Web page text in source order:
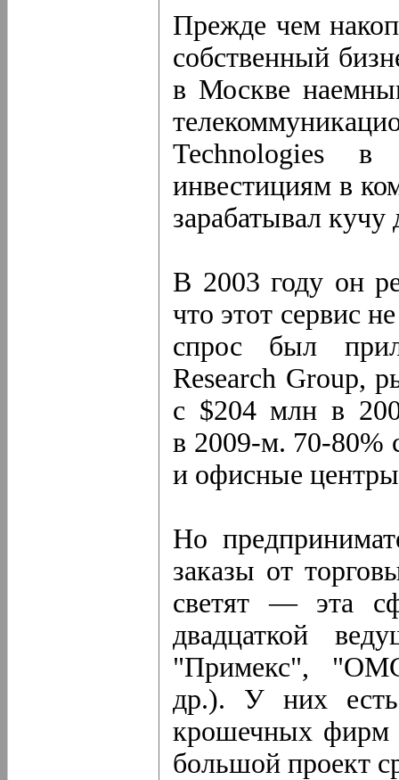
Прежде чем
собственный
в Москве
Technologies
инвестициям в
зарабатывал
В 2003 году он
что этот сервис
спрос был
Research Group,
с $204 млн в
в 2009-м. 70-80%
и офисные
Но
заказы от
светят — эта
двадцаткой
"Примекс",
др.). У них
крошечных фирм
большой проект